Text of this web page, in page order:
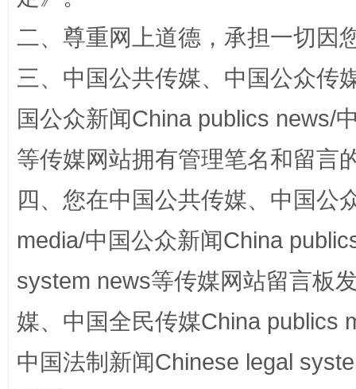
阿坝州三大球赛在茂县开幕 规模
国家大学科技园优化重塑工作
二、尊重网上道德，承担一切因
三、中国公共传媒、中国公众传
国公众新闻China publics news/
等传媒网站拥有管理笔名和留言
四、您在中国公共传媒、中国公
media/中国公众新闻China
system news等传媒网站留言板
媒、中国全民传媒China publics
中国法制新闻Chinese legal